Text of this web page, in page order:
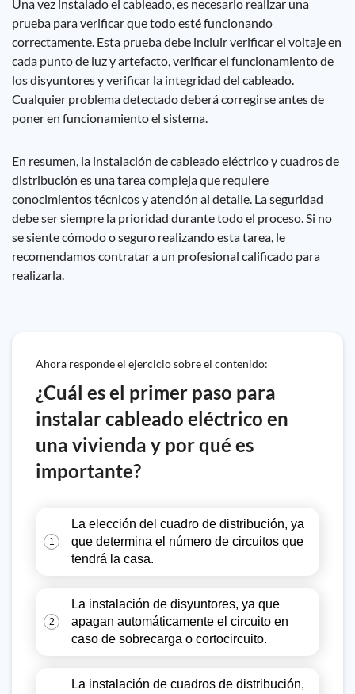
Una vez instalado el cableado, es necesario realizar una
prueba para verificar que todo esté funcionando
correctamente. Esta prueba debe incluir verificar el voltaje en
cada punto de luz y artefacto, verificar el funcionamiento de
los disyuntores y verificar la integridad del cableado.
Cualquier problema detectado deberá corregirse antes de
poner en funcionamiento el sistema.
En resumen, la instalación de cableado eléctrico y cuadros de
distribución es una tarea compleja que requiere
conocimientos técnicos y atención al detalle. La seguridad
debe ser siempre la prioridad durante todo el proceso. Si no
se siente cómodo o seguro realizando esta tarea, le
recomendamos contratar a un profesional calificado para
realizarla.
Ahora responde el ejercicio sobre el contenido:
¿Cuál es el primer paso para
instalar cableado eléctrico en
una vivienda y por qué es
importante?
1
La elección del cuadro de distribución, ya
que determina el número de circuitos que
tendrá la casa.
2
La instalación de disyuntores, ya que
apagan automáticamente el circuito en
caso de sobrecarga o cortocircuito.
La instalación de cuadros de distribución,